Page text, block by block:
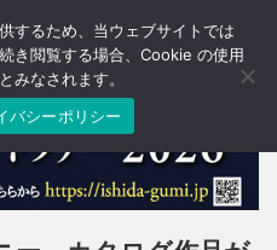
T
o
a
v
i
するため、当ウェブサイトでは
き閲覧する場合、Cookie の使用
みなされます。
バシーポリシー